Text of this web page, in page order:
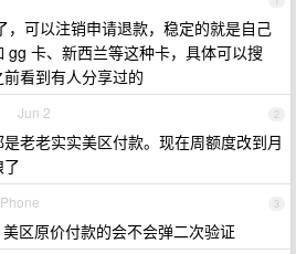
，可以注销申请退款，稳定的就是自己
gg 卡、新西兰等这种卡，具体可以搜
看到有人分享过的
2
Jun 2
老老实实美区付款。现在周额度改到月
3
美区原价付款的会不会弹二次验证